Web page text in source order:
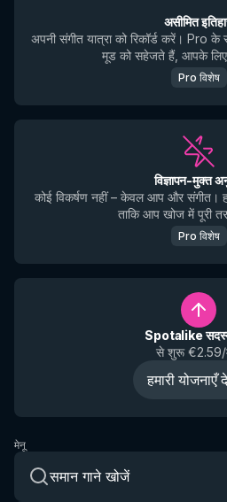
असीमित
अपनी संगीत यात्रा को रिकॉर्ड करें। Pro के
मूड को सहेजते हैं, आपके लिए
Pro विशेष
विज्ञापन-मुक्त
कोई विकर्षण नहीं – केवल आप और संगीत।
ताकि आप खोज में पूरी
Pro विशेष
Spotalike
से शुरू €2.59/
हमारी योजनाएँ
मेनू
समान गाने खोजें